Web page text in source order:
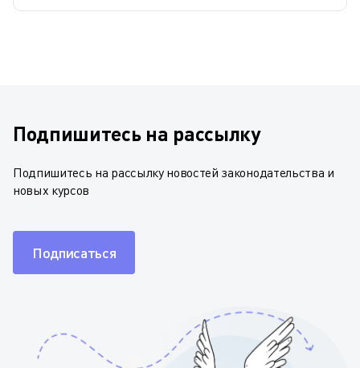
Подпишитесь на рассылку
Подпишитесь на рассылку новостей законодательства и
новых курсов
Подписаться